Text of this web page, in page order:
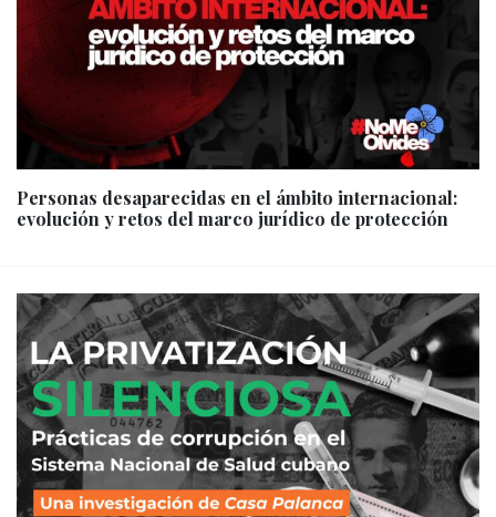
Personas desaparecidas en el ámbito internacional:
evolución y retos del marco jurídico de protección